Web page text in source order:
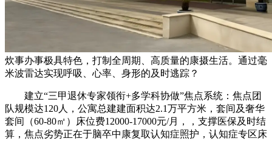
炊事办事极具特色，打制全周期、高质量的康摄生活。通过毫
米波雷达实现呼吸、心率、身形的及时逃踪？
建立“三甲退休专家领衔+多学科协做”焦点系统：焦点团
队规模达120人，公寓总建建面积达2.1万平方米，套间及奢华
套间（60-80㎡）床位费12000-17000元/月，，支撑医保及时结
算，焦点劣势正在于脑卒中康复取认知症照护，认知症专区床